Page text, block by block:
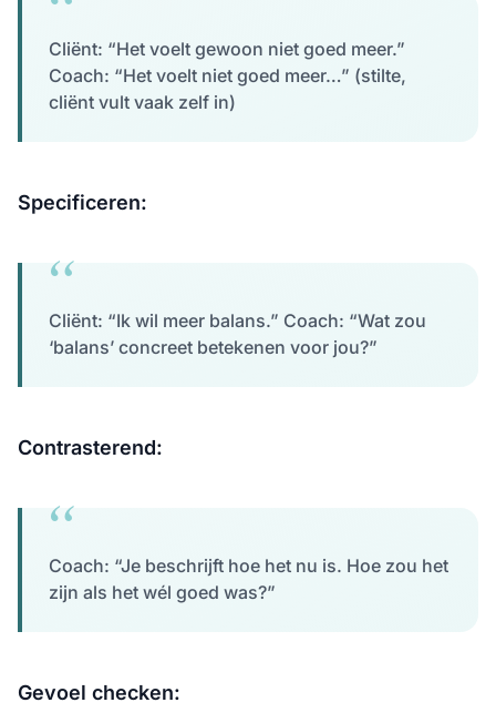
Cliënt: “Het voelt gewoon niet goed meer.”
Coach: “Het voelt niet goed meer…” (stilte,
cliënt vult vaak zelf in)
Specificeren:
Cliënt: “Ik wil meer balans.” Coach: “Wat zou
‘balans’ concreet betekenen voor jou?”
Contrasterend:
Coach: “Je beschrijft hoe het nu is. Hoe zou het
zijn als het wél goed was?”
Gevoel checken: